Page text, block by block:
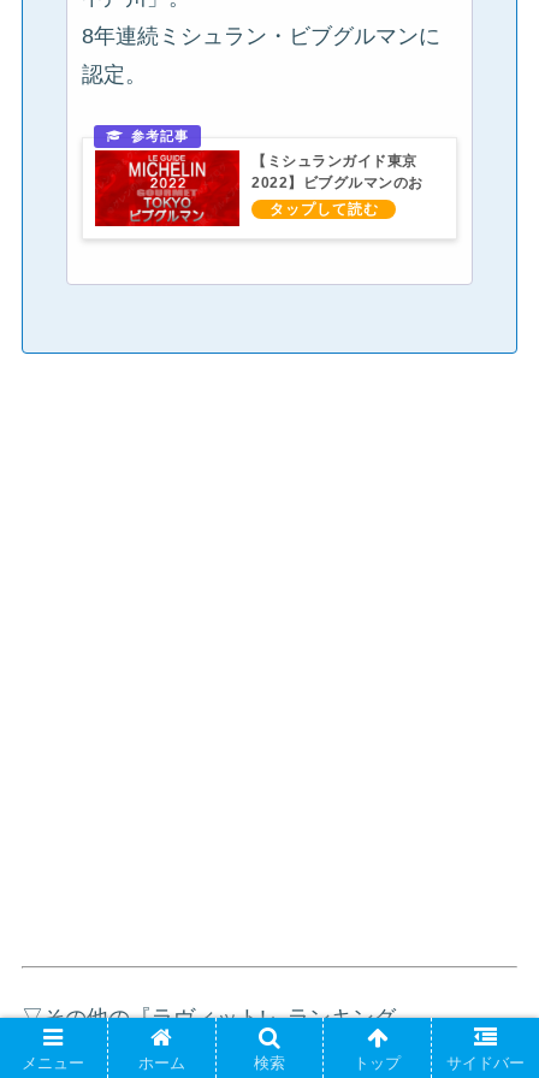
8年連続ミシュラン・ビブグルマンに
認定。
【ミシュランガイド東京
2022】ビブグルマンのお
店一覧（下北沢・明大前・
▽その他の『ラヴィット!』ランキング
メニュー ホーム 検索 トップ サイドバー